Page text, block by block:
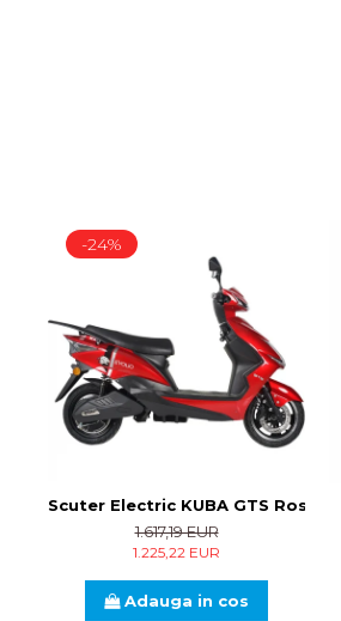
-24%
Scuter Electric KUBA GTS Rosu
1.617,19 EUR
1.225,22 EUR
Adauga in cos